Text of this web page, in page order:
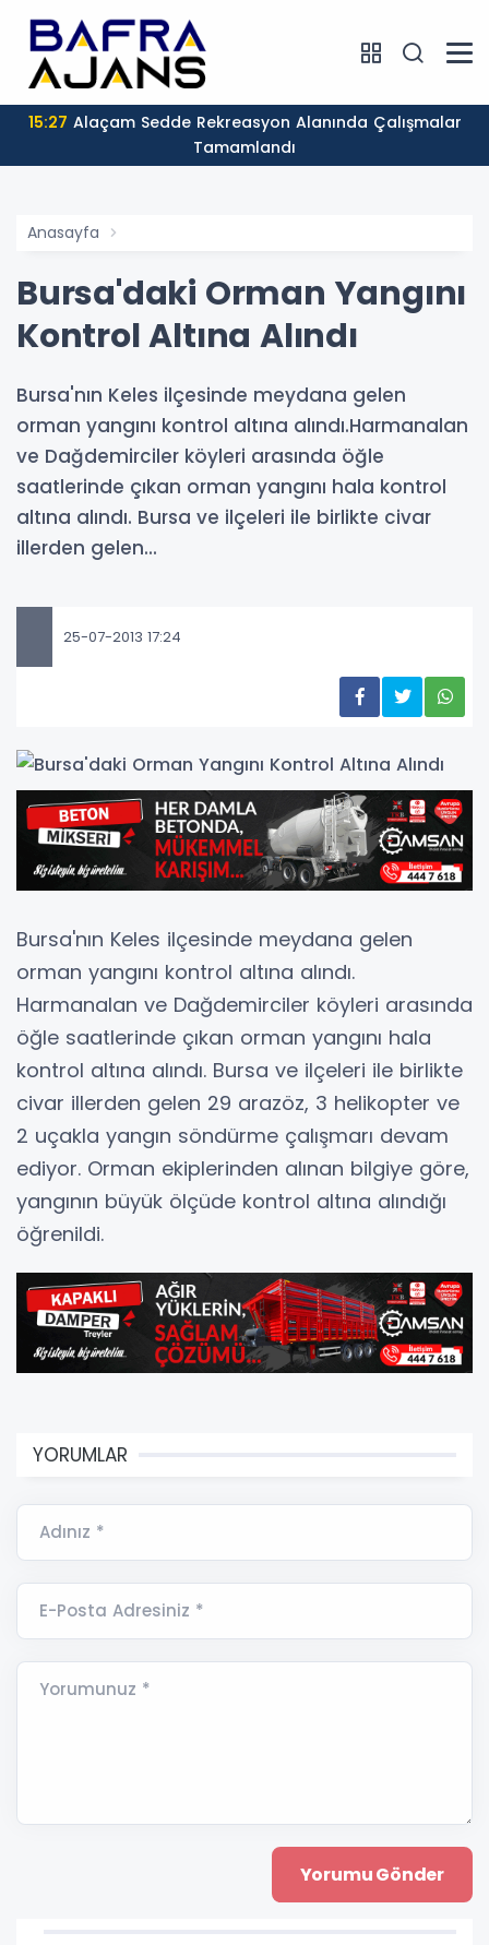
15:27
Tamamlandı
Anasayfa
Bursa'daki Orman Yangını
Kontrol Altına Alındı
Bursa'nın Keles ilçesinde meydana gelen
orman yangını kontrol altına alındı.Harmanalan
ve Dağdemirciler köyleri arasında öğle
saatlerinde çıkan orman yangını hala kontrol
altına alındı. Bursa ve ilçeleri ile birlikte civar
illerden gelen...
25-07-2013 17:24
Bursa'nın Keles ilçesinde meydana gelen
orman yangını kontrol altına alındı.
Harmanalan ve Dağdemirciler köyleri arasında
öğle saatlerinde çıkan orman yangını hala
kontrol altına alındı. Bursa ve ilçeleri ile birlikte
civar illerden gelen 29 arazöz, 3 helikopter ve
2 uçakla yangın söndürme çalışmarı devam
ediyor. Orman ekiplerinden alınan bilgiye göre,
yangının büyük ölçüde kontrol altına alındığı
öğrenildi.
YORUMLAR
Adınız *
E-Posta Adresiniz *
Yorumunuz *